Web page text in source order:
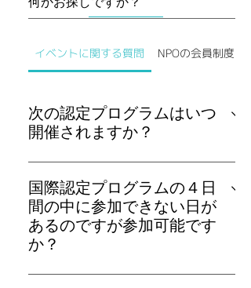
イベントに関する質問 NPOの会員制度に
次の認定プログラムはいつ
開催されますか？
1年に4回程度、開催を予定していま
す、開催の3ヶ月前にはHPに掲載して
お知らせします。また、
HP（https://www.tocforeducation.org/）
のニュースレターにご登録いただく
たします。 なお、オンラインの無料説
国際認定プログラムの４日
間の中に参加できない日が
あるのですが参加可能です
か？
4日間すべてに参加できなくても、認定